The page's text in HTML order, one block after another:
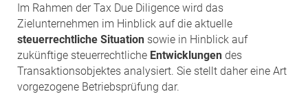
Im Rahmen der Tax Due Diligence wird das
Zielunternehmen im Hinblick auf die aktuelle
steuerrechtliche Situation sowie in Hinblick auf
zukünftige steuerrechtliche Entwicklungen des
Transaktionsobjektes analysiert. Sie stellt daher eine Art
vorgezogene Betriebsprüfung dar.